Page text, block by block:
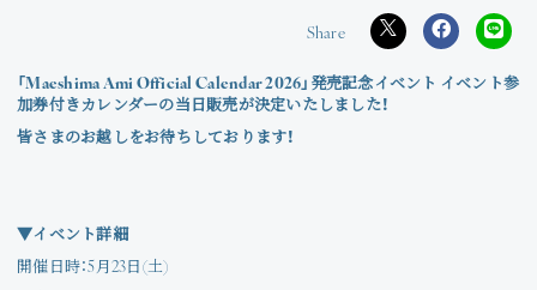
Angraecum Login
「Maeshima Ami Official Calendar 2026」発売記念イベント イベント参
加券付きカレンダーの当日販売が決定いたしました！
皆さまのお越しをお待ちしております！
▼イベント詳細
開催日時：5月23日(土)